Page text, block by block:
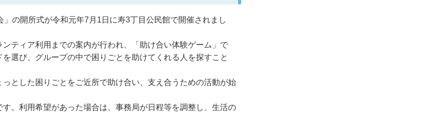
の開所式が令和元年7月1日に寿3丁目公民館で開催されまし
ティア利用までの案内が行われ、「助け合い体験ゲーム」で
選び、グループの中で困りごとを助けてくれる人を探すこと
とした困りごとをご近所で助け合い、支え合うための活動が始
。利用希望があった場合は、事務局が日程等を調整し、生活の